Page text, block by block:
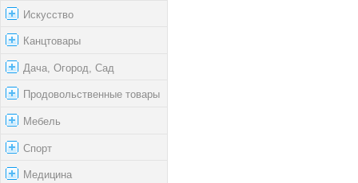
Искусство
Канцтовары
Дача, Огород, Сад
Продовольственные товары
Мебель
Спорт
Медицина